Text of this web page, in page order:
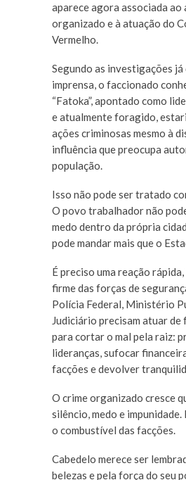
aparece agora associada ao
organizado e à atuação do
Vermelho.
Segundo as investigações
imprensa, o faccionado
“Fatoka”, apontado como
e atualmente foragido,
ações criminosas mesmo à
influência que preocupa
população.
Isso não pode ser tratado
O povo trabalhador não
medo dentro da própria
pode mandar mais que o
É preciso uma reação
firme das forças de
Polícia Federal, Ministério
Judiciário precisam atuar
para cortar o mal pela raiz:
lideranças, sufocar
facções e devolver
O crime organizado cresce
silêncio, medo e impunidade.
o combustível das facções.
Cabedelo merece ser
belezas e pela força do seu